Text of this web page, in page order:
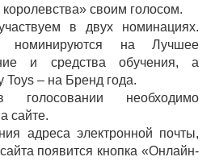
своим голосом.
в двух номинациях.
номинируются на Лучшее
и средства обучения, а
Toys – на Бренд года.
необходимо
сайте.
адреса электронной почты,
появится кнопка «Онлайн-